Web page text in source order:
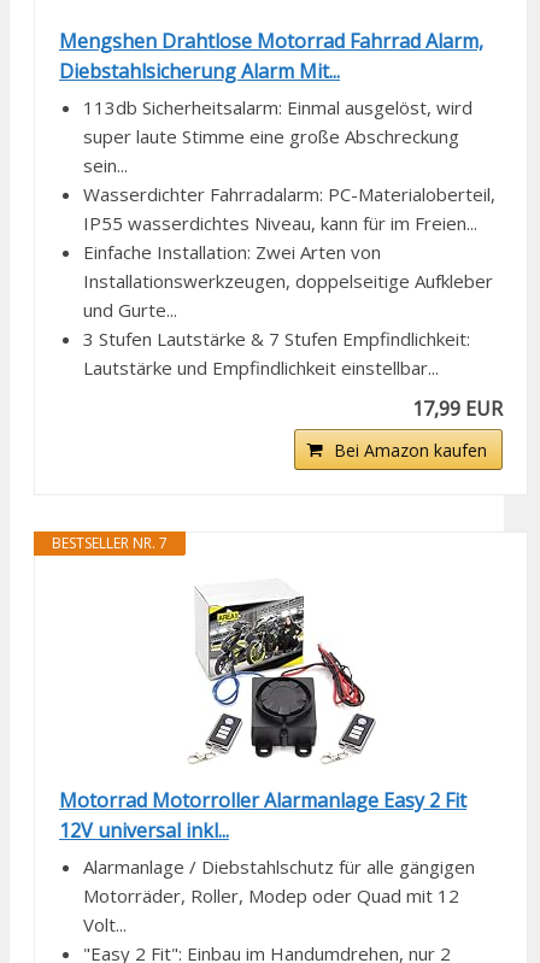
Mengshen Drahtlose Motorrad Fahrrad Alarm,
Diebstahlsicherung Alarm Mit...
113db Sicherheitsalarm: Einmal ausgelöst, wird
super laute Stimme eine große Abschreckung
sein...
Wasserdichter Fahrradalarm: PC-Materialoberteil,
IP55 wasserdichtes Niveau, kann für im Freien...
Einfache Installation: Zwei Arten von
Installationswerkzeugen, doppelseitige Aufkleber
und Gurte...
3 Stufen Lautstärke & 7 Stufen Empfindlichkeit:
Lautstärke und Empfindlichkeit einstellbar...
17,99 EUR
Bei Amazon kaufen
BESTSELLER NR. 7
Motorrad Motorroller Alarmanlage Easy 2 Fit
12V universal inkl...
Alarmanlage / Diebstahlschutz für alle gängigen
Motorräder, Roller, Modep oder Quad mit 12
Volt...
"Easy 2 Fit": Einbau im Handumdrehen, nur 2